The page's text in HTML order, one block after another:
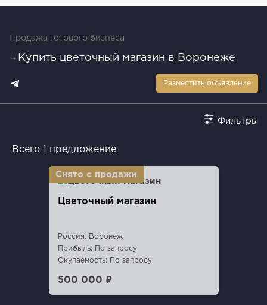
Продажа готового бизнеса
Купить цветочный магазин в Воронеже
Разместить объявление
Фильтры
Всего 1 предложение
Цветочный магазин
Россия, Воронеж
Прибыль: По запросу
Окупаемость: По запросу
500 000 ₽